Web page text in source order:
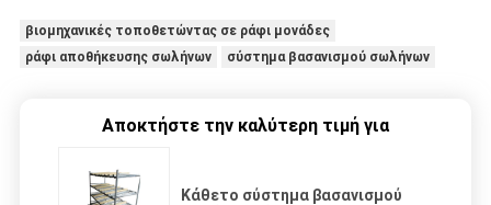
βιομηχανικές τοποθετώντας σε ράφι μονάδες
ράφι αποθήκευσης σωλήνων
σύστημα βασανισμού σωλήνων
Αποκτήστε την καλύτερη τιμή για
Κάθετο σύστημα βασανισμού